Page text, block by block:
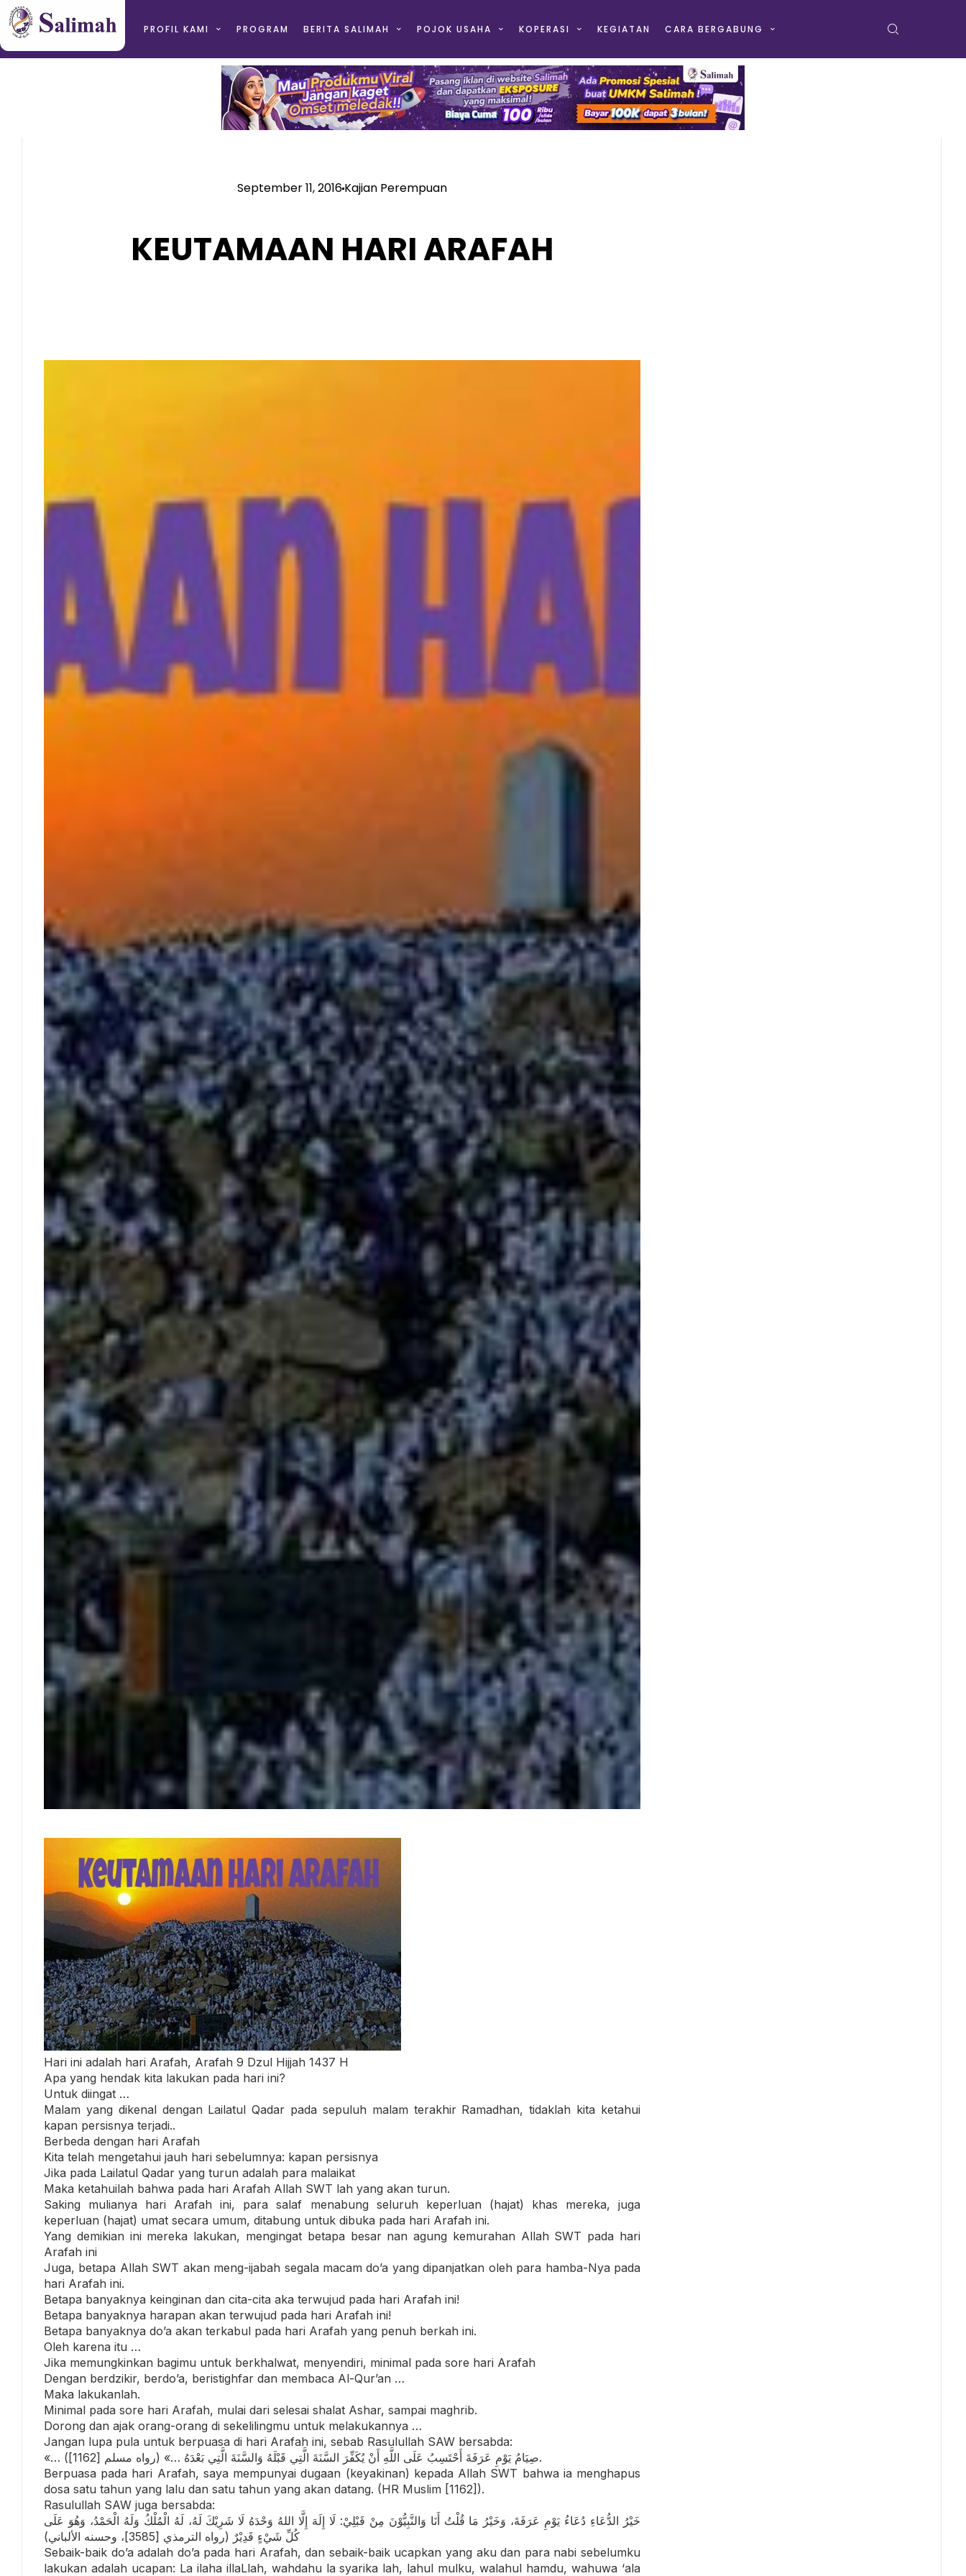
PROFIL KAMI PROGRAM BERITA SALIMAH POJOK USAHA KOPERASI KEGIATAN CARA BERGABUNG
September 11, 2016Kajian Perempuan
KEUTAMAAN HARI ARAFAH
Hari ini adalah hari Arafah, Arafah 9 Dzul Hijjah 1437 H
Apa yang hendak kita lakukan pada hari ini?
Untuk diingat …
Malam yang dikenal dengan Lailatul Qadar pada sepuluh malam terakhir Ramadhan, tidaklah kita ketahui
kapan persisnya terjadi..
Berbeda dengan hari Arafah
Kita telah mengetahui jauh hari sebelumnya: kapan persisnya
Jika pada Lailatul Qadar yang turun adalah para malaikat
Maka ketahuilah bahwa pada hari Arafah Allah SWT lah yang akan turun.
Saking mulianya hari Arafah ini, para salaf menabung seluruh keperluan (hajat) khas mereka, juga
keperluan (hajat) umat secara umum, ditabung untuk dibuka pada hari Arafah ini.
Yang demikian ini mereka lakukan, mengingat betapa besar nan agung kemurahan Allah SWT pada hari
Arafah ini
Juga, betapa Allah SWT akan meng-ijabah segala macam do’a yang dipanjatkan oleh para hamba-Nya pada
hari Arafah ini.
Betapa banyaknya keinginan dan cita-cita aka terwujud pada hari Arafah ini!
Betapa banyaknya harapan akan terwujud pada hari Arafah ini!
Betapa banyaknya do’a akan terkabul pada hari Arafah yang penuh berkah ini.
Oleh karena itu …
Jika memungkinkan bagimu untuk berkhalwat, menyendiri, minimal pada sore hari Arafah
Dengan berdzikir, berdo’a, beristighfar dan membaca Al-Qur’an …
Maka lakukanlah.
Minimal pada sore hari Arafah, mulai dari selesai shalat Ashar, sampai maghrib.
Dorong dan ajak orang-orang di sekelilingmu untuk melakukannya …
Jangan lupa pula untuk berpuasa di hari Arafah ini, sebab Rasulullah SAW bersabda:
«… صِيَامُ يَوْمِ عَرَفَةَ أَحْتَسِبُ عَلَى اللَّهِ أَنْ يُكَفِّرَ السَّنَةَ الَّتِي قَبْلَهُ وَالسَّنَةَ الَّتِي بَعْدَهُ …» (رواه مسلم [1162]).
Berpuasa pada hari Arafah, saya mempunyai dugaan (keyakinan) kepada Allah SWT bahwa ia menghapus
dosa satu tahun yang lalu dan satu tahun yang akan datang. (HR Muslim [1162]).
Rasulullah SAW juga bersabda:
خَيْرُ الدُّعَاءِ دُعَاءُ يَوْمِ عَرَفَةَ، وَخَيْرُ مَا قُلْتُ أَنَا وَالنَّبِيُّوْنَ مِنْ قَبْلِيْ: لَا إِلَهَ إِلَّا اللهُ وَحْدَهُ لَا شَرِيْكَ لَهُ، لَهُ الْمُلْكُ وَلَهُ الْحَمْدُ، وَهُوَ عَلَى
كُلِّ شَيْءٍ قَدِيْرٌ (رواه الترمذي [3585]، وحسنه الألباني)
Sebaik-baik do’a adalah do’a pada hari Arafah, dan sebaik-baik ucapkan yang aku dan para nabi sebelumku
lakukan adalah ucapan: La ilaha illaLlah, wahdahu la syarika lah, lahul mulku, walahul hamdu, wahuwa ‘ala